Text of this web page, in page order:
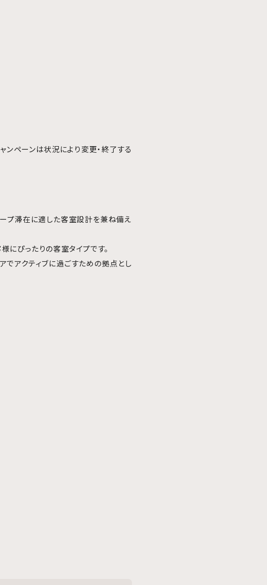
ンペーンは状況により変更・終了する
プ滞在に適した客室設計を兼ね備え
にぴったりの客室タイプです。
アクティブに過ごすための拠点とし